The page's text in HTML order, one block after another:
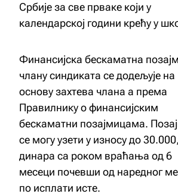
Србије за све прваке који у
календарској години крећу у
Финансијска бескаматна
члану синдиката се додељује на
основу захтева члана а према
Правилнику о финансијским
бескаматни позајмицама.
се могу узети у износу до 30.000,
динара са роком враћања од 6
месеци почевши од наредног
по исплати исте.